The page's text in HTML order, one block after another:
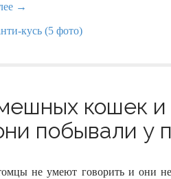
→
кошек и
побывали у
не умеют говорить и они